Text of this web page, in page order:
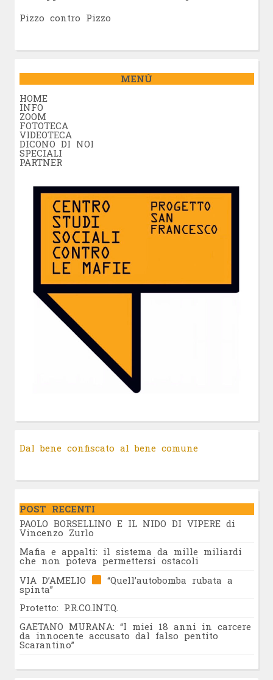
Pizzo contro Pizzo
MENÚ
HOME
INFO
ZOOM
FOTOTECA
VIDEOTECA
DICONO DI NOI
SPECIALI
PARTNER
Dal bene confiscato al bene comune
POST RECENTI
PAOLO BORSELLINO E IL NIDO DI VIPERE di
Vincenzo Zurlo
Mafia e appalti: il sistema da mille miliardi
che non poteva permettersi ostacoli
VIA D’AMELIO
“Quell’autobomba rubata a
spinta”
Protetto: P.R.CO.INT.Q.
GAETANO MURANA: “I miei 18 anni in carcere
da innocente accusato dal falso pentito
Scarantino”